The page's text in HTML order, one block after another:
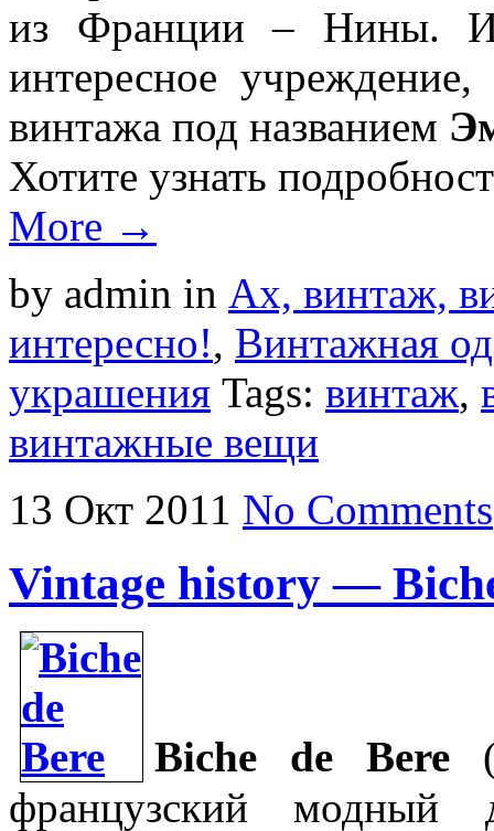
из Франции – Нины.
интересное
винтажа под названием
Хотите узнать
More →
by admin in Ах, винтаж,
интересно!, Винтажная
украшения Tags: винтаж,
винтажные вещи
13 Окт 2011 No Comments
Vintage history —
Biche de Bere
французский